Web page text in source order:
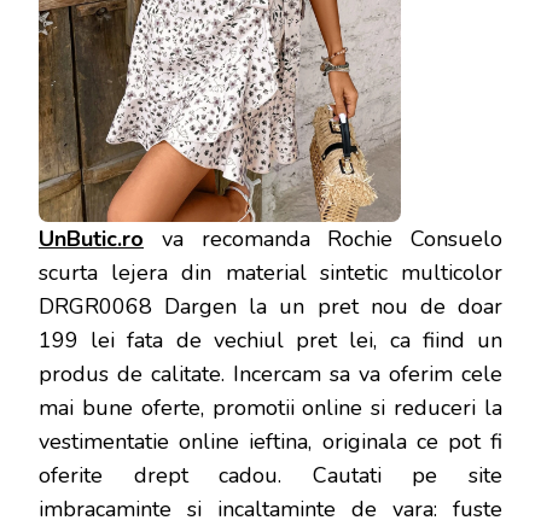
UnButic.ro va recomanda Rochie Consuelo
scurta lejera din material sintetic multicolor
DRGR0068 Dargen la un pret nou de doar
199 lei fata de vechiul pret lei, ca fiind un
produs de calitate. Incercam sa va oferim cele
mai bune oferte, promotii online si reduceri la
vestimentatie online ieftina, originala ce pot fi
oferite drept cadou. Cautati pe site
imbracaminte si incaltaminte de vara: fuste